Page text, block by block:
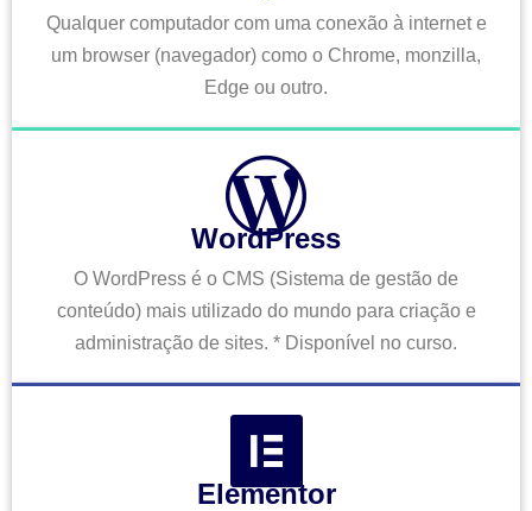
Qualquer computador com uma conexão à internet e
um browser (navegador) como o Chrome, monzilla,
Edge ou outro.
WordPress
O WordPress é o CMS (Sistema de gestão de
conteúdo) mais utilizado do mundo para criação e
administração de sites. * Disponível no curso.
Elementor